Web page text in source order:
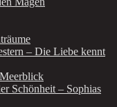
– Die Liebe kennt
Schönheit – Sophias